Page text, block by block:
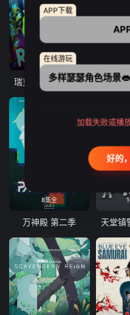
10集全
瑞克和莫蒂 第八季
8集全
万神殿 第二季 天堂镇
APP下载
在线游玩
多样瑟瑟角色场景
加载失败或播
好的